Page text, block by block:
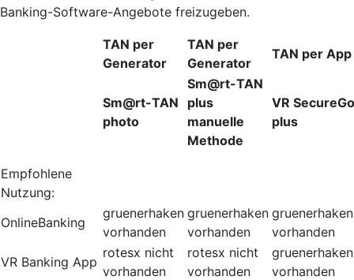
Banking-Software-Angebote freizugeben.
TAN per
Generator
TAN per
Generator
TAN per App
Sm@rt-TAN
photo
Sm@rt-TAN
plus
manuelle
Methode
VR SecureGo
plus
Empfohlene
Nutzung:
OnlineBanking
gruenerhaken
vorhanden
gruenerhaken
vorhanden
gruenerhaken
vorhanden
VR Banking App
rotesx nicht
vorhanden
rotesx nicht
vorhanden
gruenerhaken
vorhanden